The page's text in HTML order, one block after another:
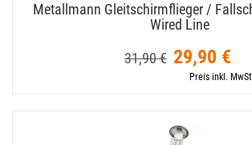
Metallmann Gleitschirmflieger /
Wired Line
31,90 € 29,90 €
Preis inkl.